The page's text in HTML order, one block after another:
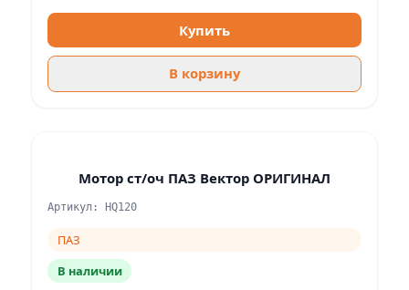
Купить
В корзину
Мотор ст/оч ПАЗ Вектор ОРИГИНАЛ
Артикул: HQ120
ПАЗ
В наличии